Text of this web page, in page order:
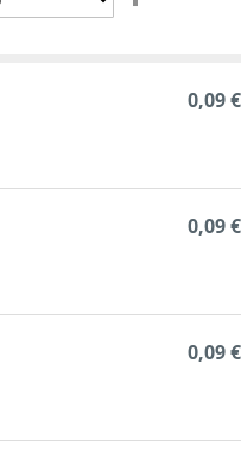
0,09 €
0,09 €
0,09 €